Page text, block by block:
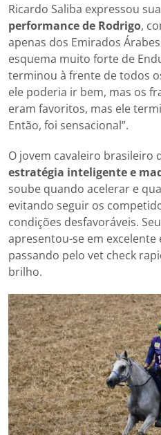
Ricardo Saliba expressou sua
performance de Rodrigo,
apenas dos Emirados
esquema muito forte de
terminou à frente de todos
ele poderia ir bem, mas os
eram favoritos, mas ele
Então, foi sensacional”.
O jovem cavaleiro brasileiro
estratégia inteligente e
soube quando acelerar e
evitando seguir os
condições desfavoráveis.
apresentou-se em
passando pelo vet check
brilho.